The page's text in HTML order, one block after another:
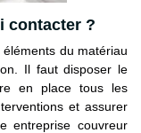
contacter ?
du matériau
Il faut disposer le
en place tous les
et assurer
entreprise couvreur